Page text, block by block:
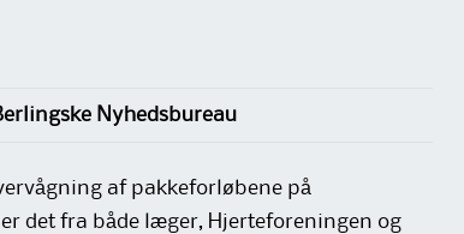
Nyhedsbureau
af pakkeforløbene på
det fra både læger, Hjerteforeningen og